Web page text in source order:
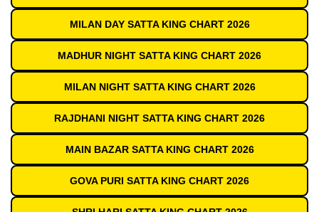
MILAN DAY SATTA KING CHART 2026
MADHUR NIGHT SATTA KING CHART 2026
MILAN NIGHT SATTA KING CHART 2026
RAJDHANI NIGHT SATTA KING CHART 2026
MAIN BAZAR SATTA KING CHART 2026
GOVA PURI SATTA KING CHART 2026